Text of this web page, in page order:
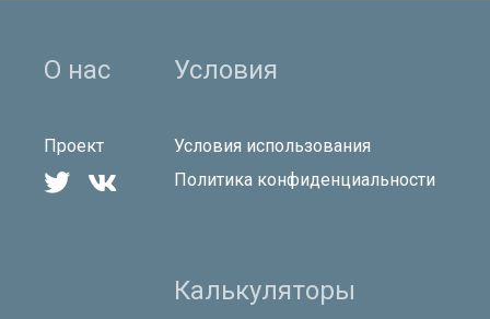
О нас
Проект
 
Условия
Условия использования
Политика конфиденциальности
Калькуляторы